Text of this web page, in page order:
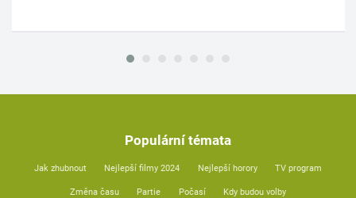
Populární témata
Jak zhubnout Nejlepší filmy 2024 Nejlepší horory TV program
Změna času Partie Počasí Kdy budou volby